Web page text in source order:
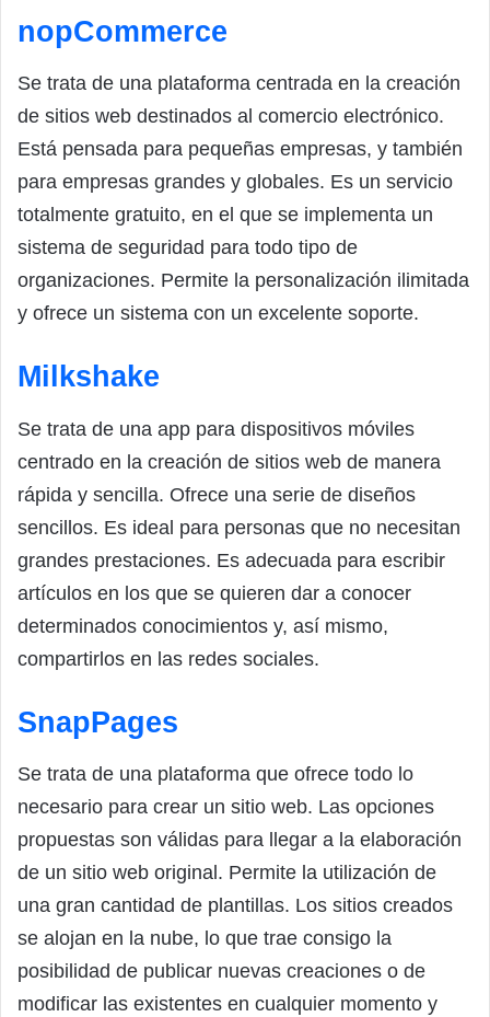
nopCommerce
Se trata de una plataforma centrada en la creación
de sitios web destinados al comercio electrónico.
Está pensada para pequeñas empresas, y también
para empresas grandes y globales. Es un servicio
totalmente gratuito, en el que se implementa un
sistema de seguridad para todo tipo de
organizaciones. Permite la personalización ilimitada
y ofrece un sistema con un excelente soporte.
Milkshake
Se trata de una app para dispositivos móviles
centrado en la creación de sitios web de manera
rápida y sencilla. Ofrece una serie de diseños
sencillos. Es ideal para personas que no necesitan
grandes prestaciones. Es adecuada para escribir
artículos en los que se quieren dar a conocer
determinados conocimientos y, así mismo,
compartirlos en las redes sociales.
SnapPages
Se trata de una plataforma que ofrece todo lo
necesario para crear un sitio web. Las opciones
propuestas son válidas para llegar a la elaboración
de un sitio web original. Permite la utilización de
una gran cantidad de plantillas. Los sitios creados
se alojan en la nube, lo que trae consigo la
posibilidad de publicar nuevas creaciones o de
modificar las existentes en cualquier momento y